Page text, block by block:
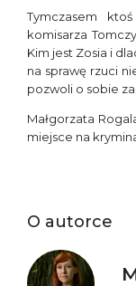
Tymczasem
komisarza
Kim jest Zosia i
na sprawę rzuci
pozwoli o sobie
Małgorzata
miejsce na
O autorce